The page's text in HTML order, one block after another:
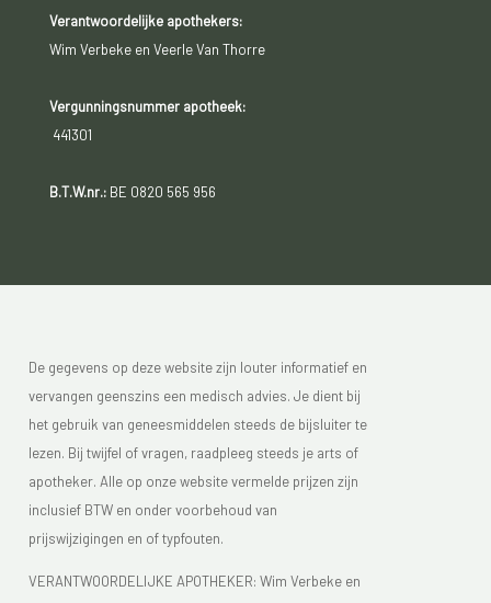
Verantwoordelijke apothekers:
Wim Verbeke en Veerle Van Thorre
Vergunningsnummer apotheek:
441301
B.T.W.nr.:BE 0820 565 956
De gegevens op deze website zijn louter informatief en
vervangen geenszins een medisch advies. Je dient bij
het gebruik van geneesmiddelen steeds de bijsluiter te
lezen. Bij twijfel of vragen, raadpleeg steeds je arts of
apotheker. Alle op onze website vermelde prijzen zijn
inclusief BTW en onder voorbehoud van
prijswijzigingen en of typfouten.
VERANTWOORDELIJKE APOTHEKER: Wim Verbeke en